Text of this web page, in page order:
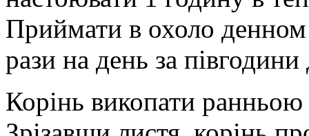
Приймати в охоло
рази на день за півгодини
Корінь викопати